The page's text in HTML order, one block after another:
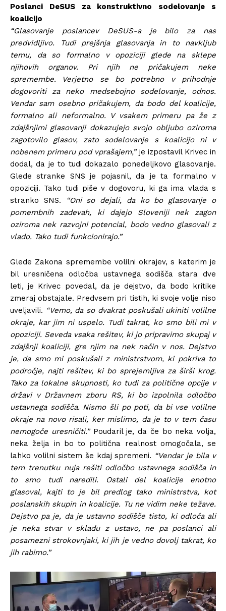
Poslanci DeSUS za konstruktivno sodelovanje s
koalicijo
“Glasovanje poslancev DeSUS-a je bilo za nas
predvidljivo. Tudi prejšnja glasovanja in to navkljub
temu, da so formalno v opoziciji glede na sklepe
njihovih organov. Pri njih ne pričakujem neke
spremembe. Verjetno se bo potrebno v prihodnje
dogovoriti za neko medsebojno sodelovanje, odnos.
Vendar sam osebno pričakujem, da bodo del koalicije,
formalno ali neformalno. V vsakem primeru pa že z
zdajšnjimi glasovanji dokazujejo svojo obljubo oziroma
zagotovilo glasov, zato sodelovanje s koalicijo ni v
nobenem primeru pod vprašajem,”je izpostavil Krivec in
dodal, da je to tudi dokazalo ponedeljkovo glasovanje.
Glede stranke SNS je pojasnil, da je ta formalno v
opoziciji. Tako tudi piše v dogovoru, ki ga ima vlada s
stranko SNS.
“Oni so dejali, da ko bo glasovanje o
pomembnih zadevah, ki dajejo Sloveniji nek zagon
oziroma nek razvojni potencial, bodo vedno glasovali z
vlado. Tako tudi funkcionirajo.”
Glede Zakona spremembe volilni okrajev, s katerim je
bil uresničena odločba ustavnega sodišča stara dve
leti, je Krivec povedal, da je dejstvo, da bodo kritike
zmeraj obstajale. Predvsem pri tistih, ki svoje volje niso
uveljavili. “Vemo, da so dvakrat poskušali ukiniti volilne
okraje, kar jim ni uspelo. Tudi takrat, ko smo bili mi v
opoziciji. Seveda vsaka rešitev, ki jo pripravimo skupaj v
zdajšnji koaliciji, gre njim na nek način v nos. Dejstvo
je, da smo mi poskušali z ministrstvom, ki pokriva to
področje, najti rešitev, ki bo sprejemljiva za širši krog.
Tako za lokalne skupnosti, ko tudi za politične opcije v
državi v Državnem zboru RS, ki bo izpolnila odločbo
ustavnega sodišča. Nismo šli po poti, da bi vse volilne
okraje na novo risali, ker mislimo, da je to v tem času
nemogoče uresničiti.”Poudaril je, da če bo neka volja,
neka želja in bo to politična realnost omogočala, se
lahko volilni sistem še kdaj spremeni. “Vendar je bila v
tem trenutku nuja rešiti odločbo ustavnega sodišča in
to smo tudi naredili. Ostali del koalicije enotno
glasoval, kajti to je bil predlog tako ministrstva, kot
poslanskih skupin in koalicije. Tu ne vidim neke težave.
Dejstvo pa je, da je ustavno sodišče tisto, ki odloča ali
je neka stvar v skladu z ustavo, ne pa poslanci ali
posamezni strokovnjaki, ki jih je vedno dovolj takrat, ko
jih rabimo.”